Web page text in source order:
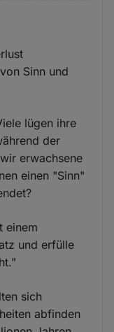
Sinn und
lügen ihre
der
erwachsene
einen "Sinn"
einem
und erfülle
sich
abfinden